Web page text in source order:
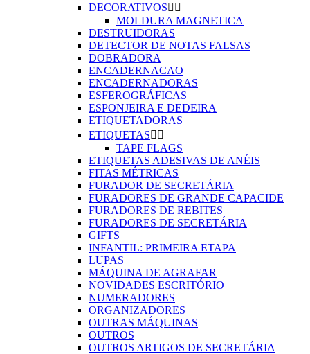
DECORATIVOS 
MOLDURA MAGNETICA
DESTRUIDORAS
DETECTOR DE NOTAS FALSAS
DOBRADORA
ENCADERNACAO
ENCADERNADORAS
ESFEROGRÁFICAS
ESPONJEIRA E DEDEIRA
ETIQUETADORAS
ETIQUETAS 
TAPE FLAGS
ETIQUETAS ADESIVAS DE ANÉIS
FITAS MÉTRICAS
FURADOR DE SECRETÁRIA
FURADORES DE GRANDE CAPACIDE
FURADORES DE REBITES
FURADORES DE SECRETÁRIA
GIFTS
INFANTIL: PRIMEIRA ETAPA
LUPAS
MÁQUINA DE AGRAFAR
NOVIDADES ESCRITÓRIO
NUMERADORES
ORGANIZADORES
OUTRAS MÁQUINAS
OUTROS
OUTROS ARTIGOS DE SECRETÁRIA